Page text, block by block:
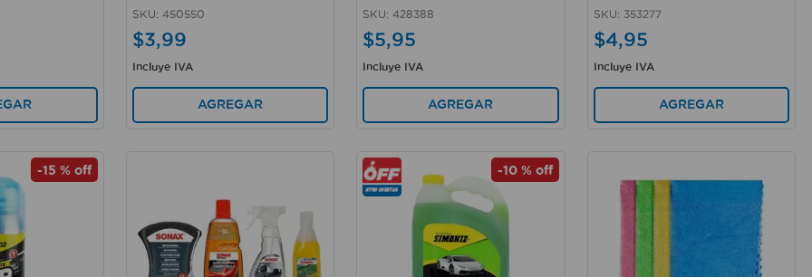
SKU: 450550
$3,99
Incluye IVA
AGREGAR
SKU: 428388
$5,95
Incluye IVA
AGREGAR
SKU: 353277
$4,95
Incluye IVA
AGREGAR
-15 %off -10 %off